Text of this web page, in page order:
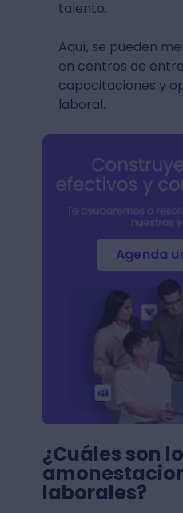
talento.
Aquí, se pueden
en centros de
capacitaciones y
laboral.
Agenda
¿Cuáles son
laborales?